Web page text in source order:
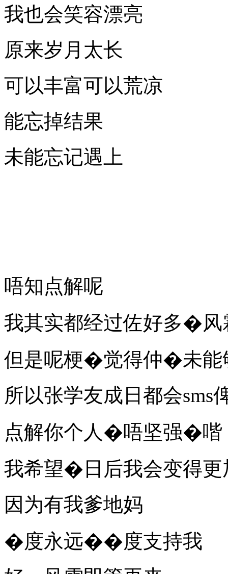
我也会笑容漂亮
原来岁月太长
可以丰富可以荒凉
能忘掉结果
未能忘记遇上
唔知点解呢
我其实都经过佐好多�风
但是呢梗�觉得仲�未能
所以张学友成日都会sms
点解你个人�唔坚强�喈
我希望�日后我会变得更
因为有我爹地妈
�度永远��度支持我